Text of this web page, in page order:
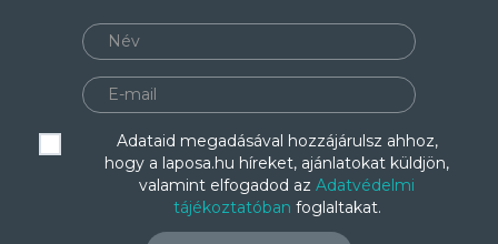
Adataid megadásával hozzájárulsz ahhoz,
hogy a laposa.hu híreket, ajánlatokat küldjön,
valamint elfogadod az Adatvédelmi
tájékoztatóban foglaltakat.